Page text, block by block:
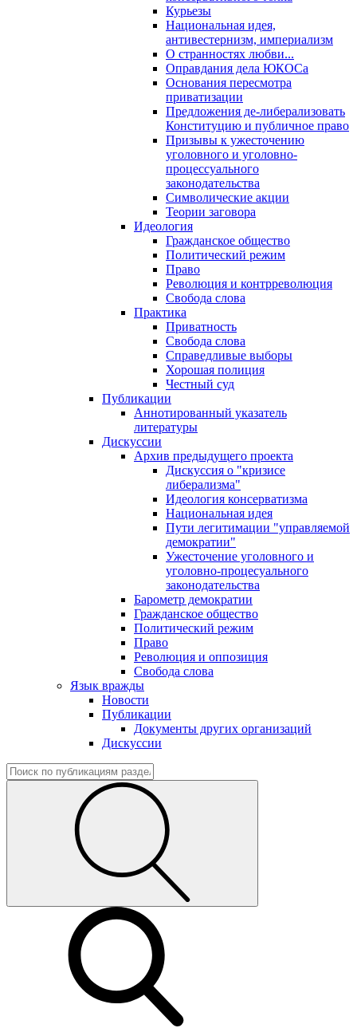
Курьезы
Национальная идея,
антивестернизм, империализм
О странностях любви...
Оправдания дела ЮКОСа
Основания пересмотра
приватизации
Предложения де-либерализовать
Конституцию и публичное право
Призывы к ужесточению
уголовного и уголовно-
процессуального
законодательства
Символические акции
Теории заговора
Идеология
Гражданское общество
Политический режим
Право
Революция и контрреволюция
Свобода слова
Практика
Приватность
Свобода слова
Справедливые выборы
Хорошая полиция
Честный суд
Публикации
Аннотированный указатель
литературы
Дискуссии
Архив предыдущего проекта
Дискуссия о "кризисе
либерализма"
Идеология консерватизма
Национальная идея
Пути легитимации "управляемой
демократии"
Ужесточение уголовного и
уголовно-процесуального
законодательства
Барометр демократии
Гражданское общество
Политический режим
Право
Революция и оппозиция
Свобода слова
Язык вражды
Новости
Публикации
Документы других организаций
Дискуссии